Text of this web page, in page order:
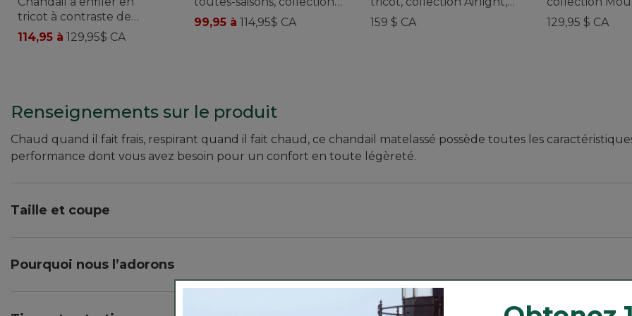
tricot à contraste de
couleurs, collection
Airlight, pour hommes
114,95 à 129,95$ CA
Access, pour hommes
99,95 à 114,95$ CA
pour hommes
159 $ CA
, pour hommes
129,95 $ CA
Renseignements sur le produit
Chaud quand il fait frais, respirant quand il fait chaud, ce chandail matelassé possède toutes les
performance dont vous avez besoin pour un confort en toute légèreté.
Taille et coupe
Tombe sur les hanches.
Pourquoi nous l’adorons
Légère comme l’air et étonnamment chaude, ce vêtement à superposer ultraléger a été conçu avec des